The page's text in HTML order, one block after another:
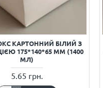
КАРТОННИЙ БІЛИЙ З
175*140*65 ММ (1400
МЛ)
5.65 грн.